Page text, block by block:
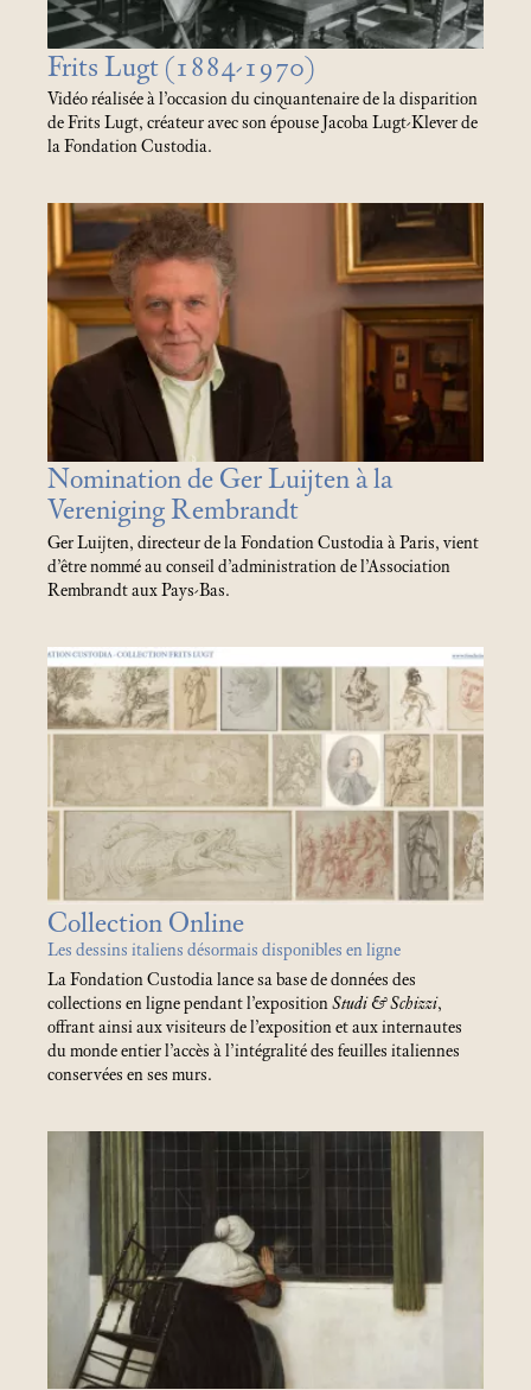
Frits Lugt (1884-1970)
Vidéo réalisée à l’occasion du cinquantenaire de la disparition
de Frits Lugt, créateur avec son épouse Jacoba Lugt-Klever de
la Fondation Custodia.
Nomination de Ger Luijten à la
Vereniging Rembrandt
Ger Luijten, directeur de la Fondation Custodia à Paris, vient
d’être nommé au conseil d’administration de l’Association
Rembrandt aux Pays-Bas.
Collection Online
Les dessins italiens désormais disponibles en ligne
La Fondation Custodia lance sa base de données des
collections en ligne pendant l’expositionStudi & Schizzi,
offrant ainsi aux visiteurs de l’exposition et aux internautes
du monde entier l’accès à l’intégralité des feuilles italiennes
conservées en ses murs.